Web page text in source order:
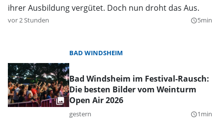
ihrer Ausbildung vergütet. Doch nun droht das Aus.
vor 2 Stunden query_builder5min
BAD WINDSHEIM
Bad Windsheim im Festival-Rausch:
Die besten Bilder vom Weinturm
Open Air 2026
gestern query_builder1min